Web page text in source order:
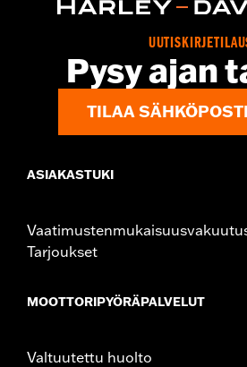
d.com/warrantyfor full details
Pysy ajan
TILAA
ASIAKASTUKI
Tarjoukset
MOOTTORIPYÖRÄPALVELUT
Valtuutettu huolto